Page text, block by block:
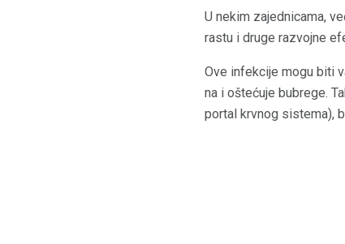
U nekim zajednicama,
rastu i druge razvojne
Ove infekcije mogu biti
na i oštećuje bubrege.
portal krvnog sistema),